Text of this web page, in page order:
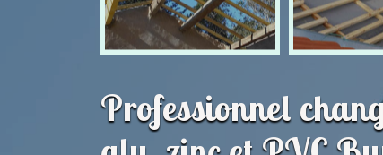
Professionnel